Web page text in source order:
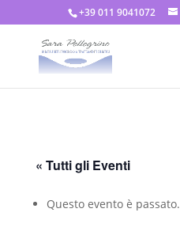
+39 011 9041072
« Tutti gli Eventi
Questo evento è passato.